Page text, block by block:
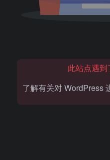
此站点遇到
了解有关对 WordPress